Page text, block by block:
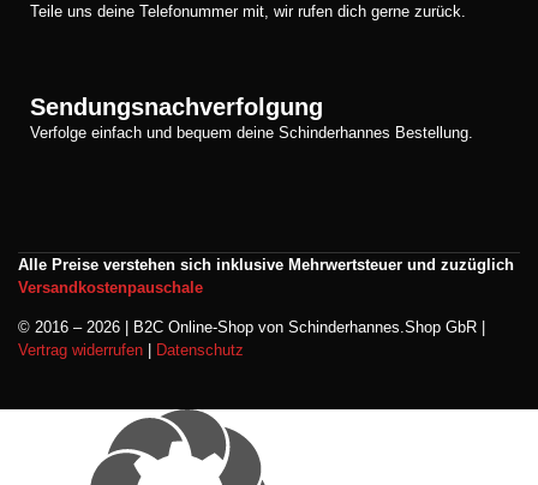
Teile uns deine Telefonummer mit, wir rufen dich gerne zurück.
Sendungsnachverfolgung
Verfolge einfach und bequem deine Schinderhannes Bestellung.
Alle Preise verstehen sich inklusive Mehrwertsteuer und zuzüglich
Versandkostenpauschale
© 2016 – 2026 | B2C Online-Shop von Schinderhannes.Shop GbR |
Vertrag widerrufen
Datenschutz